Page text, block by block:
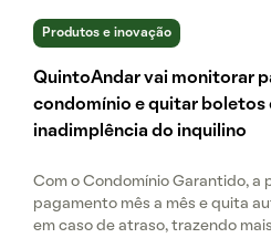
Produtos e inovação
QuintoAndar vai monitorar
condomínio e quitar boletos
inadimplência do inquilino
Com o Condomínio Garantido, a
pagamento mês a mês e quita
em caso de atraso, trazendo